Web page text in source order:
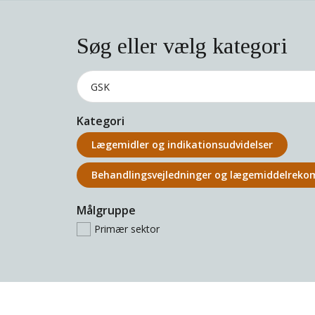
Søg eller vælg kategori
Kategori
Lægemidler og indikations­udvidelser
Behandlings­vejledninger og
Målgruppe
Primær sektor